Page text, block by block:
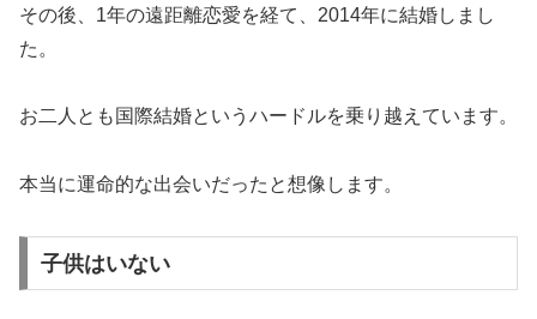
その後、1年の遠距離恋愛を経て、2014年に結婚しまし
た。
お二人とも国際結婚というハードルを乗り越えています。
本当に運命的な出会いだったと想像します。
子供はいない